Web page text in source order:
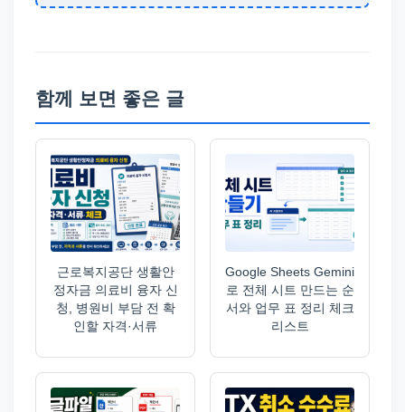
함께 보면 좋은 글
근로복지공단 생활안
정자금 의료비 융자 신
청, 병원비 부담 전 확
인할 자격·서류
Google Sheets Gemini
로 전체 시트 만드는 순
서와 업무 표 정리 체크
리스트